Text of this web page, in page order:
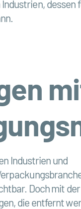
Industrien und
Doch mit
die entfernt